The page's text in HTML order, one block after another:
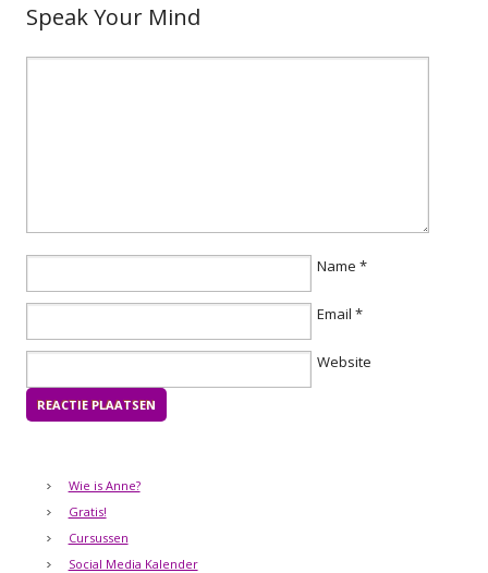
Speak Your Mind
Name *
Email *
Website
Wie is Anne?
Gratis!
Cursussen
Social Media Kalender